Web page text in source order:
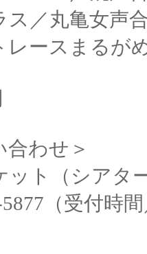
ス／丸亀女声
レースまるが
合わせ＞
ット（シアタ
（受付時